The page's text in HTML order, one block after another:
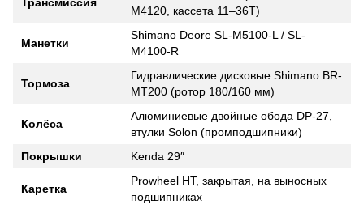
M4120, кассета 11–36T)
Манетки
Shimano Deore SL-M5100-L / SL-
M4100-R
Тормоза
Гидравлические дисковые Shimano BR-
MT200 (ротор 180/160 мм)
Колёса
Алюминиевые двойные обода DP-27,
втулки Solon (промподшипники)
Покрышки
Kenda 29″
Каретка
Prowheel HT, закрытая, на выносных
подшипниках